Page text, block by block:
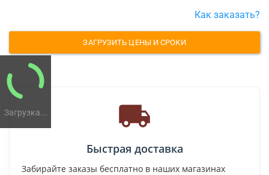
Загрузка...
Как заказать?
ЗАГРУЗИТЬ ЦЕНЫ И СРОКИ
Быстрая доставка
Забирайте заказы бесплатно в наших магазинах